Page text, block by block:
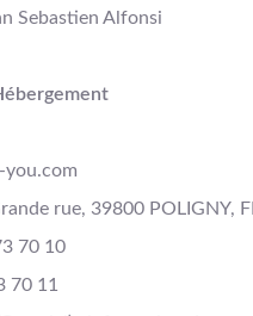
Sebastien Alfonsi
you.com
rue, 39800 POLIGNY,
70 10
70 11